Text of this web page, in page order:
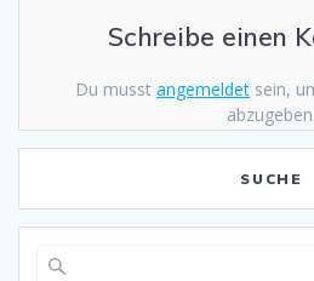
Schreibe einen
Du musst angemeldet sein,
abzugeben.
SUCHE